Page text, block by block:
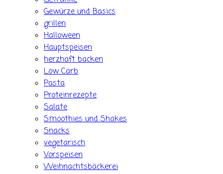
Gewürze und Basics
grillen
Halloween
Hauptspeisen
herzhaft backen
Low Carb
Pasta
Proteinrezepte
Salate
Smoothies und Shakes
Snacks
vegetarisch
Vorspeisen
Weihnachtsbäckerei